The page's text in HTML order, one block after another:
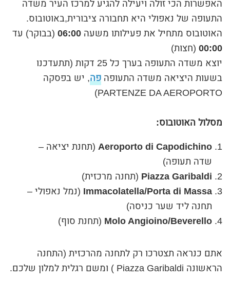
האפשרות הכי זולה ויעילה להגיע למרכז העיר משדה
התעופה של נאפולי היא תחבורה ציבורית,באוטובוס.
האוטובוס מתחיל את פעילותו משעה 06:00 (בבוקר) עד
00:00 (חצות)
יוצא משדה התעופה בערך כל 25 דקות (תתעדכנו
בשעות היציאה משדה התעופה פה, יש בפסקה
PARTENZE DA AEROPORTO)
מסלול האוטובוס:
Aeroporto di Capodichino (תחנת יציאה –
שדה תעופה)
Piazza Garibaldi (תחנה מרכזית)
Immacolatella/Porta di Massa (נמל נאפולי –
תחנה ליד שער כניסה)
Molo Angioino/Beverello (תחנת סוף)
אתם כנראה תצטרכו רק לתחנה מהרכזית (התחנה
הראשונה Piazza Garibaldi ) ומשם רגלית למלון שלכם.